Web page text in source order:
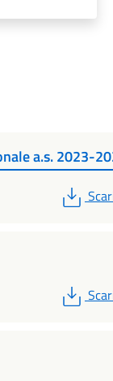
a.s. 2023-
PDF
PDF